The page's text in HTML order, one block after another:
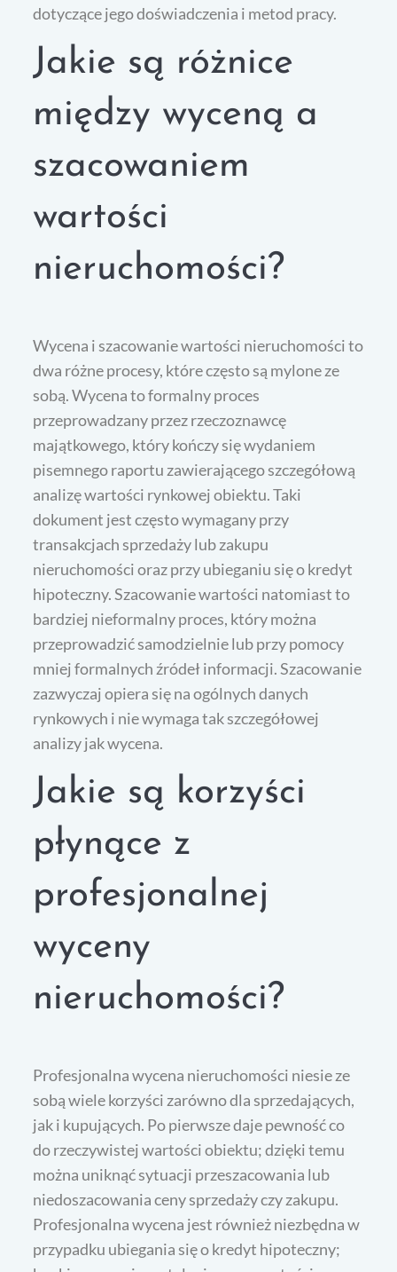
dotyczące jego doświadczenia i metod pracy.
Jakie są różnice
między wyceną a
szacowaniem
wartości
nieruchomości?
Wycena i szacowanie wartości nieruchomości to
dwa różne procesy, które często są mylone ze
sobą. Wycena to formalny proces
przeprowadzany przez rzeczoznawcę
majątkowego, który kończy się wydaniem
pisemnego raportu zawierającego szczegółową
analizę wartości rynkowej obiektu. Taki
dokument jest często wymagany przy
transakcjach sprzedaży lub zakupu
nieruchomości oraz przy ubieganiu się o kredyt
hipoteczny. Szacowanie wartości natomiast to
bardziej nieformalny proces, który można
przeprowadzić samodzielnie lub przy pomocy
mniej formalnych źródeł informacji. Szacowanie
zazwyczaj opiera się na ogólnych danych
rynkowych i nie wymaga tak szczegółowej
analizy jak wycena.
Jakie są korzyści
płynące z
profesjonalnej
wyceny
nieruchomości?
Profesjonalna wycena nieruchomości niesie ze
sobą wiele korzyści zarówno dla sprzedających,
jak i kupujących. Po pierwsze daje pewność co
do rzeczywistej wartości obiektu; dzięki temu
można uniknąć sytuacji przeszacowania lub
niedoszacowania ceny sprzedaży czy zakupu.
Profesjonalna wycena jest również niezbędna w
przypadku ubiegania się o kredyt hipoteczny;